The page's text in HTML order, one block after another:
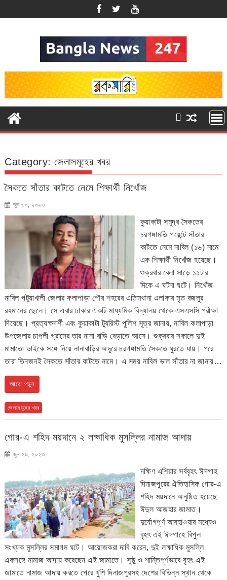
to
Category:জেলাসমূহের খবর
সৈকতে সাঁতার কাটতে নেমে শিক্ষার্থী নিখোঁজ
জুন ৩০, ২০২৩
কুয়াকাটা সমুদ্র সৈকতের
চরগঙ্গামতি পয়েন্টে সাঁতার
কাটতে নেমে নাবিল (১৬) নামে
এক শিক্ষার্থী নিখোঁজ হয়েছে।
শুক্রবার বেলা সাড়ে ১১টার
দিকে এ ঘটনা ঘটে। নিখোঁজ
নাবিল পটুয়াখালী জেলার কলাপাড়া পৌর শহরের এতিমখানা এলাকার মৃত বজলুর
রহমানের ছেলে। সে এবার ঢাকার একটি মাধ্যমিক বিদ্যালয় থেকে এসএসসি পরীক্ষা
দিয়েছে। প্রত্যক্ষদর্শী এবং কুয়াকাটা ট্যুরিস্ট পুলিশ সূত্র জানায়, নাবিল কলাপাড়া
উপজেলার চাপলী গ্রামের তার নানা বাড়ি বেড়াতে আসে। শুক্রবার সকালে দুই
মামাতো ভাইকে সঙ্গে নিয়ে নানাবাড়ির অদূরে চরগঙ্গামতি সৈকতে ঘুরতে যায়। পরে
তারা তিনজনই সৈকতে সাঁতার কাটতে নামে। এ সময় নাবিল ভাল সাঁতার না জানায়…
আরো পড়ুন
জেলাসমূহের খবর
গোর-এ শহিদ ময়দানে ২ লক্ষাধিক মুসল্লির নামাজ আদায়
জুন ২৯, ২০২৩
দক্ষিণ এশিয়ার সর্ববৃহৎ ঈদগাহ
দিনাজপুরের ঐতিহাসিক গোর-এ
শহিদ ময়দানে অনুষ্ঠিত হয়েছে
ঈদুল আজহার জামাত।
দুর্যোগপূর্ণ আবহাওয়ার মধ্যেও
বৃহৎ এই ঈদগাহে বিপুল
সংখ্যক মুসল্লির সমাগম ঘটে। আয়োজকরা দাবি করেন, দুই লক্ষাধিক মুসল্লি
একসঙ্গে নামাজ আদায় করেছেন এই জামাতে। সুষ্ঠু ও শান্তিপূর্ণভাবে বৃহৎ এই
জামাতে নামাজ আদায় করতে পেরে খুশি দিনাজপুরসহ দেশের বিভিন্ন স্থান থেকে